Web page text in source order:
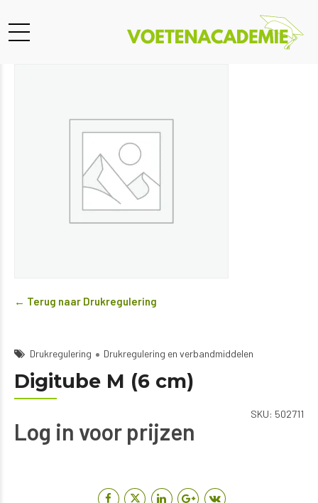
← Terug naar Drukregulering
Drukregulering Drukregulering en verbandmiddelen
Digitube M (6 cm)
SKU: 502711
Log in voor prijzen